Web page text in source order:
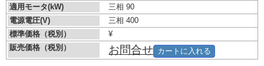
適用モータ(kW)
三相 90
電源電圧(V)
三相 400
標準価格（税別）
¥
販売価格（税別）
お問合せ カートに入れる